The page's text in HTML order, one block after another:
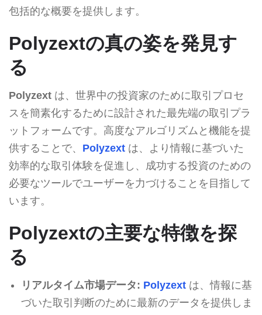
包括的な概要を提供します。
Polyzextの真の姿を発見す
る
Polyzext は、世界中の投資家のために取引プロセ
スを簡素化するために設計された最先端の取引プラ
ットフォームです。高度なアルゴリズムと機能を提
供することで、 Polyzext は、より情報に基づいた
効率的な取引体験を促進し、成功する投資のための
必要なツールでユーザーを力づけることを目指して
います。
Polyzextの主要な特徴を探
る
リアルタイム市場データ: Polyzextは、情報に基
づいた取引判断のために最新のデータを提供しま